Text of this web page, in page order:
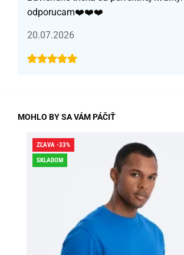
odporucam❤️❤️❤️
20.07.2026
MOHLO BY SA VÁM PÁČIŤ
ZĽAVA -33%
SKLADOM